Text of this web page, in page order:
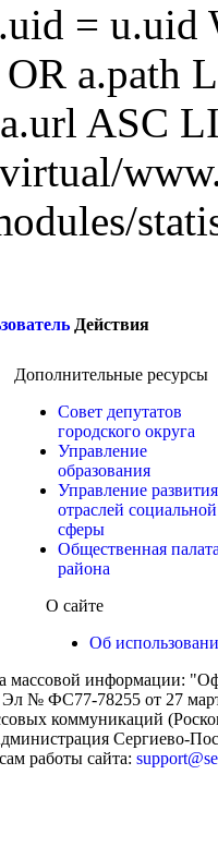
= u.uid
a.path
ASC
Действия
Дополнительные ресурсы
Совет депутатов
городского округа
Управление
образования
Управление развития
отраслей социальной
сферы
Общественная
района
О сайте
Об
массовой информации:
№ ФС77-78255 от 27
коммуникаций
Сергиево-
работы сайта: